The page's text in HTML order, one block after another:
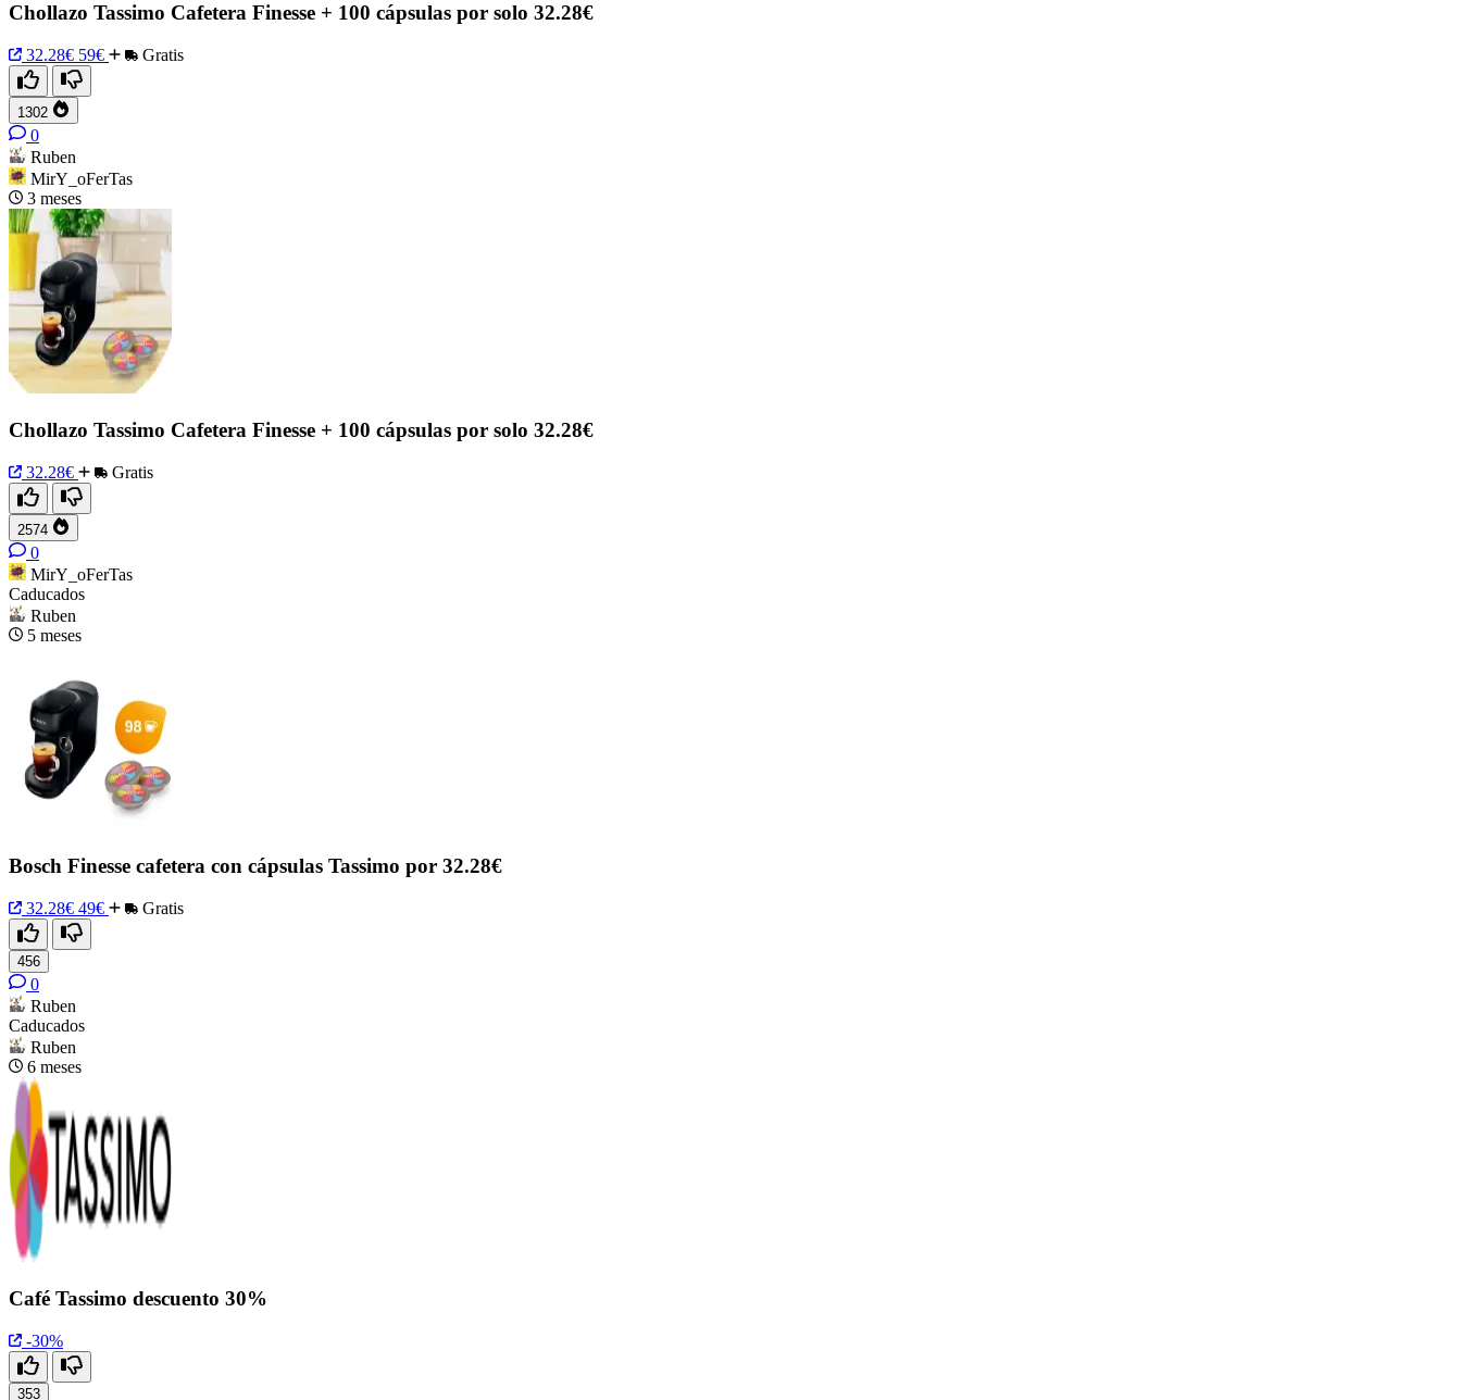
Chollazo Tassimo Cafetera Finesse + 100 cápsulas por solo 32.28€
32.28€ 59€ Gratis
1302
0
Ruben
MirY_oFerTas
3 meses
Chollazo Tassimo Cafetera Finesse + 100 cápsulas por solo 32.28€
32.28€ Gratis
2574
0
MirY_oFerTas
Caducados
Ruben
5 meses
Bosch Finesse cafetera con cápsulas Tassimo por 32.28€
32.28€ 49€ Gratis
456
0
Ruben
Caducados
Ruben
6 meses
Café Tassimo descuento 30%
-30%
353